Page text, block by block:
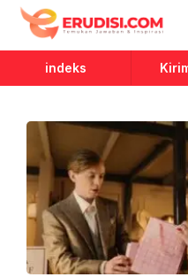
Erudisi
Temukan Jawaban dan
indeks